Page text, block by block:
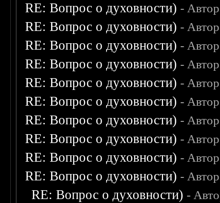
RE: Вопрос о духовности) -
RE: Вопрос о духовности) -
RE: Вопрос о духовности) -
RE: Вопрос о духовности) -
RE: Вопрос о духовности) -
RE: Вопрос о духовности) -
RE: Вопрос о духовности) -
RE: Вопрос о духовности) -
RE: Вопрос о духовности) -
RE: Вопрос о духовности) -
RE: Вопрос о духовности) -